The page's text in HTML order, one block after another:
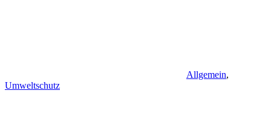
Allgemein,
Umweltschutz